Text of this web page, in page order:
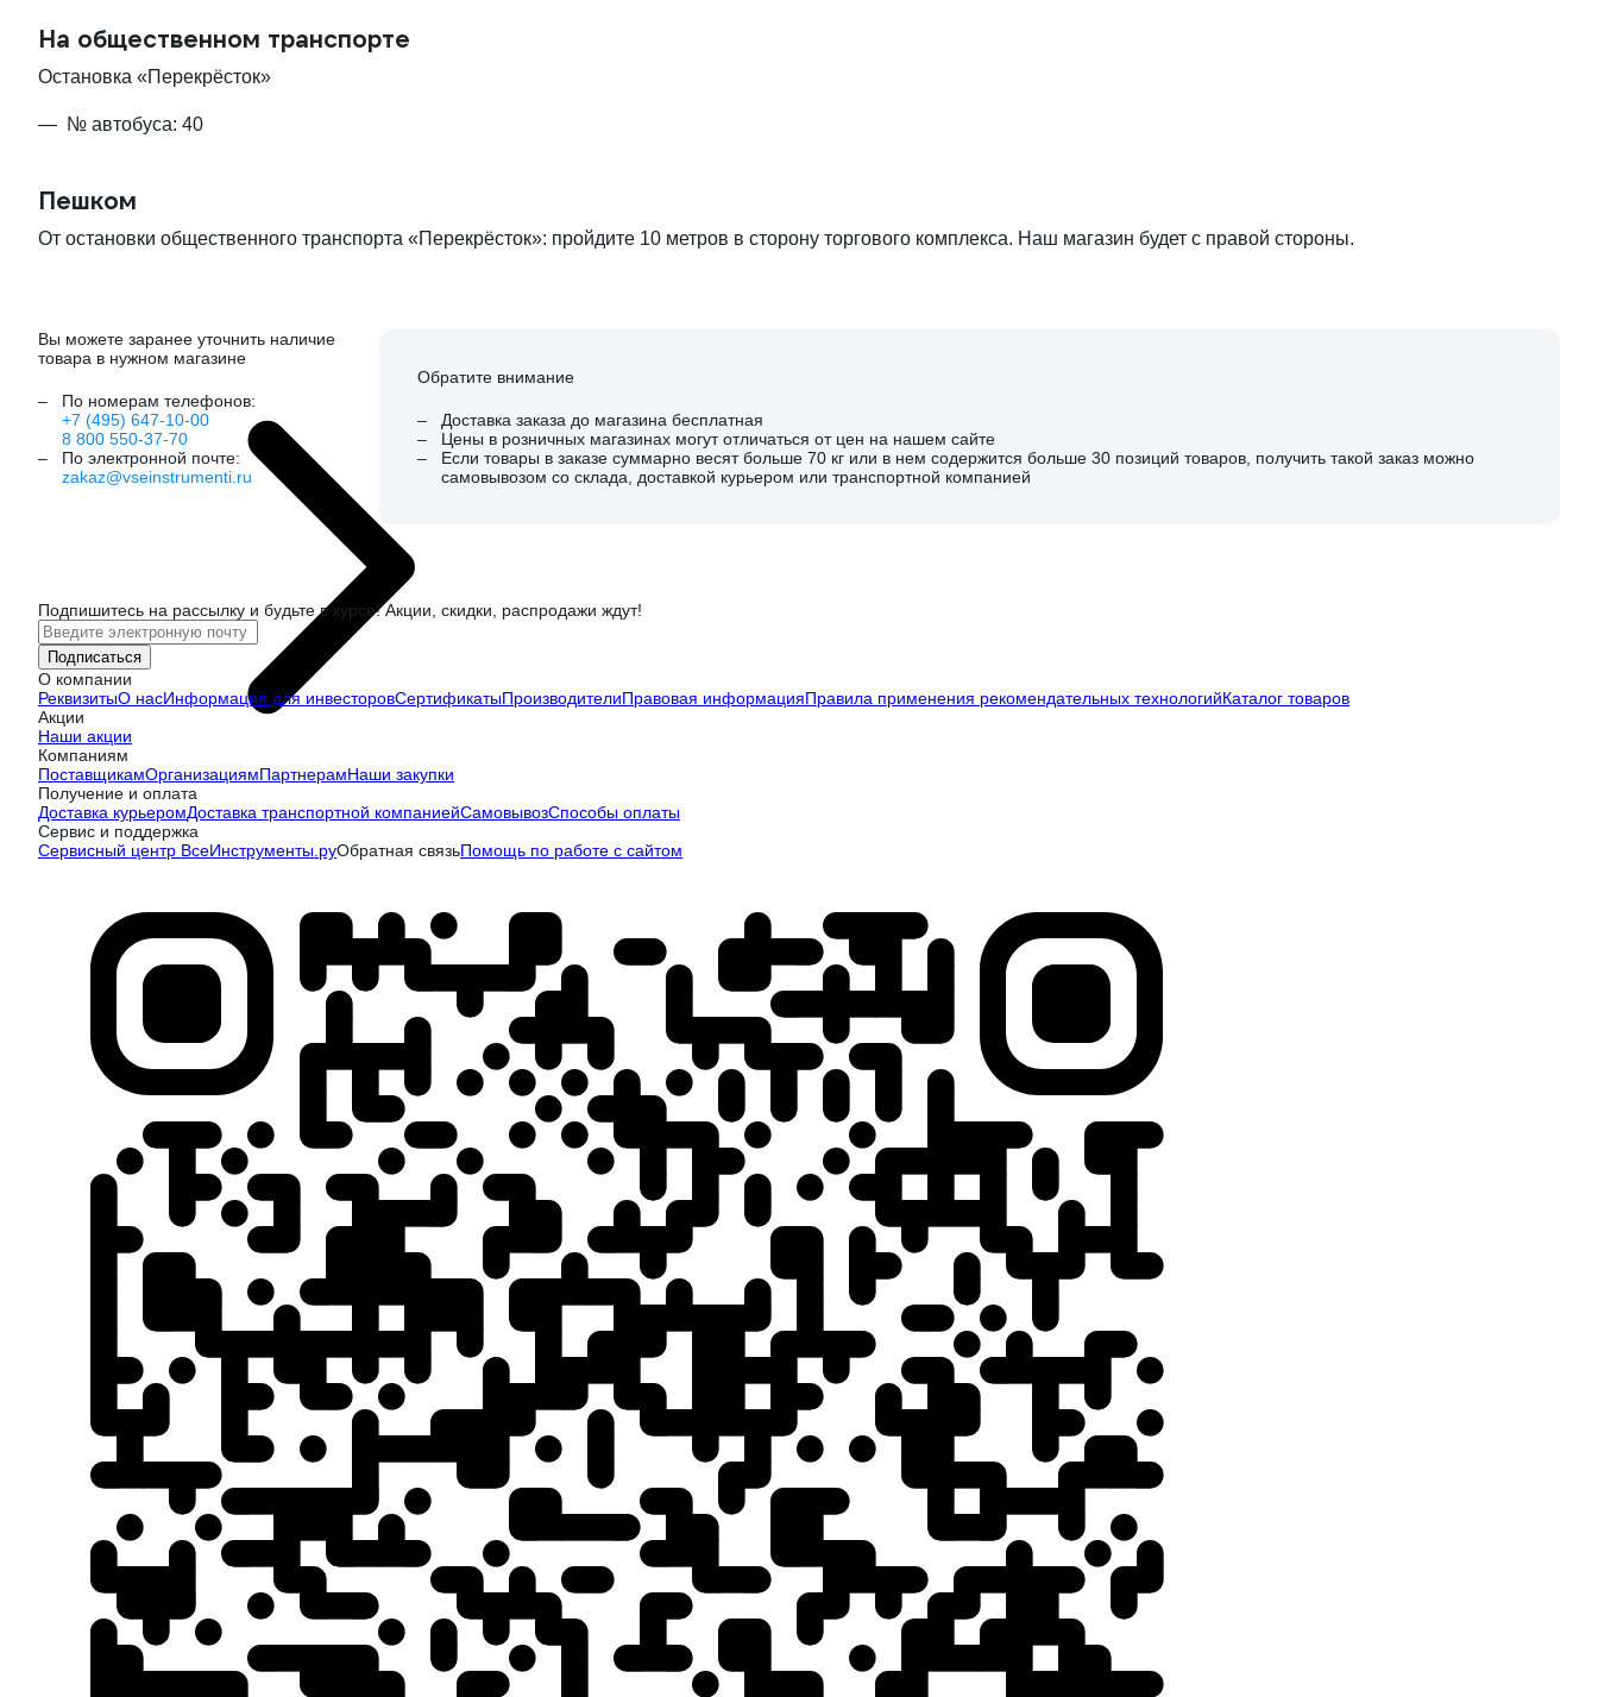
На общественном транспорте
Остановка «Перекрёсток»
№ автобуса: 40
Пешком
От остановки общественного транспорта «Перекрёсток»: пройдите 10 метров в сторону торгового комплекса. Наш магазин будет с правой стороны.
Вы можете заранее уточнить наличие
товара в нужном магазине
По номерам телефонов:
+7 (495) 647-10-00
8 800 550-37-70
По электронной почте:
zakaz@vseinstrumenti.ru
Обратите внимание
Доставка заказа до магазина бесплатная
Цены в розничных магазинах могут отличаться от цен на нашем сайте
Если товары в заказе суммарно весят больше 70 кг или в нем содержится больше 30 позиций товаров, получить такой заказ можно
самовывозом со склада, доставкой курьером или транспортной компанией
Подпишитесь на рассылку и будьте в курсе! Акции, скидки, распродажи ждут!
Подписаться
О компании
РеквизитыО насИнформация для инвесторовСертификатыПроизводителиПравовая информацияПравила применения рекомендательных технологийКаталог товаров
Акции
Наши акции
Компаниям
ПоставщикамОрганизациямПартнерамНаши закупки
Получение и оплата
Доставка курьеромДоставка транспортной компаниейСамовывозСпособы оплаты
Сервис и поддержка
Сервисный центр ВсеИнструменты.руОбратная связьПомощь по работе с сайтом